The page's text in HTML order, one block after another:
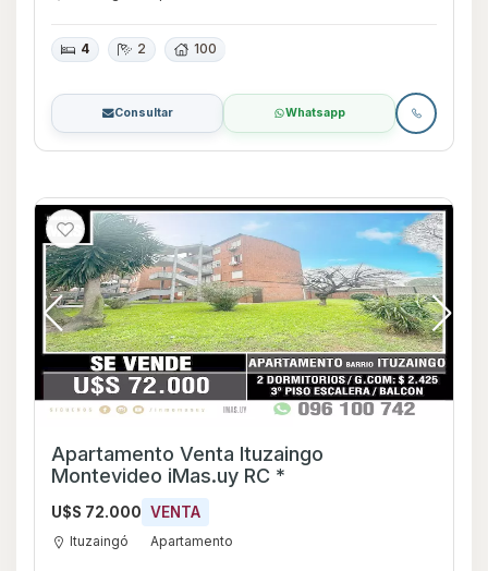
4 2 100
Consultar Whatsapp
Apartamento Venta Ituzaingo
Montevideo iMas.uy RC *
U$S 72.000 VENTA
Ituzaingó Apartamento